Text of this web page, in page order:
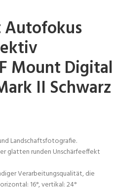
Autofokus
Mount Digital
II Schwarz
Landschaftsfotografie.
glatten runden Unschärfeeffekt
Verarbeitungsqualität, die
16°, vertikal: 24°